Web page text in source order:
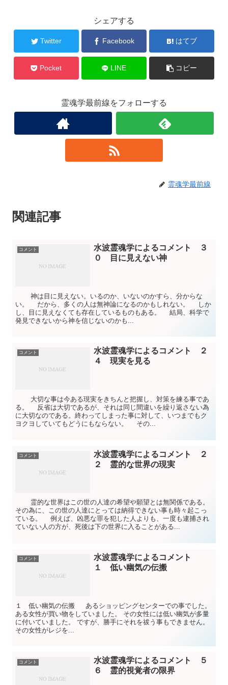
シェアする
Twitter Facebook はてブ
Pocket LINE コピー
霊魂学最前線をフォローする
霊魂学最前線
関連記事
コメント
水波霊魂学によるコメント ３
０ 目に見えない神
神は目に見えない。いるのか、いないのかすら、分からな
い。 だから、多くの人は無神論になるのかもしれない。 しか
し、目に見えなくても存在しているものもある。 結局、科学で
発見できないから神を信じないのかも...
コメント
水波霊魂学によるコメント ２
４ 現実を見る
大切な事は今ある現実をきちんと把握し、対策を練る事であ
る。 反省は大切であるが、それは同じ間違いを繰り返さない為
に大切なのである。終わってしまった事に対して、いつまでもク
ヨクヨしていてもどうにもならない。 その...
コメント
水波霊魂学によるコメント ２
２ 霊的な世界の現実
霊的な世界はこの世の人達の希望や願望とは無関係である。
その為に、この世の人達にとっては納得できない事も時々起こっ
ている。 例えば、凶悪な罪を犯した人よりも、一度も逮捕され
ていない人の方が、死後は下の世界に入ることがある...
コメント
水波霊魂学によるコメント
１ 低い幽気の伝搬
１ 低い幽気の伝搬 あるショッピングセンターでの事でした。
ある女性が買い物をしていました。 その女性には低い幽気が多量
に付いていました。 ですが、勝手にそれを祓う事もできません。
その女性がレジを...
コメント
水波霊魂学によるコメント ５
６ 霊的視覚者の限界